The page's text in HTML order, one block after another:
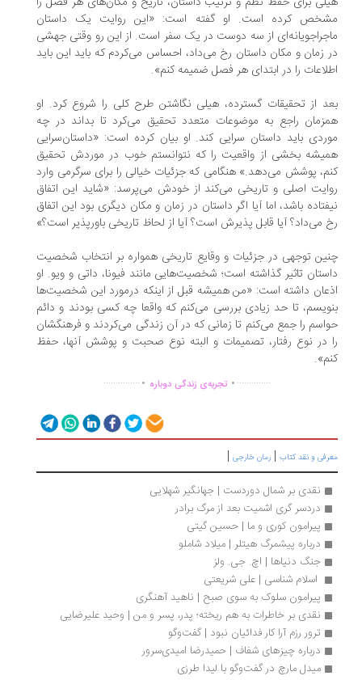
کرده است. او گفته است: «این روایت یک داستان
از سه دوست در یک سفر است. از این رو وقتی جهشی
زمان و مکان داستان رخ می‌داد، احساس می‌کردم که باید این باید
را در ابتدای هر فصل ضمیمه کنم».
از تحقیقات گسترده، هیلی نگاشتن طرح کلی را شروع کرد. او
راجع به موضوعات متعدد تحقیق می‌کرد تا بداند در چه
باید داستان سرایی کند. او بیان کرده است: «داستان‌سرایی
بخشی از واقعیت را که نتوانستم خوب در موردش تحقیق
پوشش می‌دهد.» هنگامی که جزئیات خیالی را برای سرگرمی وارد
اصلی و تاریخی می‌کند از خودش می‌پرسد: «شاید این اتفاق
باشد، اما آیا اگر داستان در زمان و مکان دیگری بود این اتفاق
می‌داد؟ آیا قابل پذیرش است؟ آیا از لحاظ تاریخی باورپذیر است؟»
توجهی در جزئیات و وقایع تاریخی همواره بر انتخاب شخصیت
تاثیر گذاشته است؛ شخصیت‌هایی مانند فیونا، داتی و ویو. او
داشته است: «من همیشه قبل از اینکه درمورد این شخصیت‌ها
تا حد زیادی بررسی می‌کنم که واقعا چه کسی بودند و دائم
را جمع می‌کنم تا زمانی که در آن زندگی می‌کردند و فرهنگشان
در نوع رفتار، تصمیمات و البته نوع صحبت و پوشش آنها، حفظ
............... .تجربه‌ی زندگی دوباره ...............
و نقد کتاب|رمان خارجی|
نقدی بر شمال دوردست | جهانگیر شهلایی
دردسر گری اشمیت بعد از مرگ برادر
پیرامون کوری و ما | حسین گیتی
درباره پیشمرگ هیتلر | میلاد شاملو
جنگ دنیاها | اچ. جی. ولز
اسلام شناسی | علی شریعتی
پیرامون سلوک به سوی صبح | ناهید آهنگری
نقدی بر خاطرات به هم ریخته؛ پدر، پسر و من | وحید علیرضایی
ترور رزم آرا کار فدائیان نبود | گفت‌وگو
درباره چیزهای شفاف | حمیدرضا امیدی‌سرور
میدل مارچ در گفت‌وگو با لیدا طرزی